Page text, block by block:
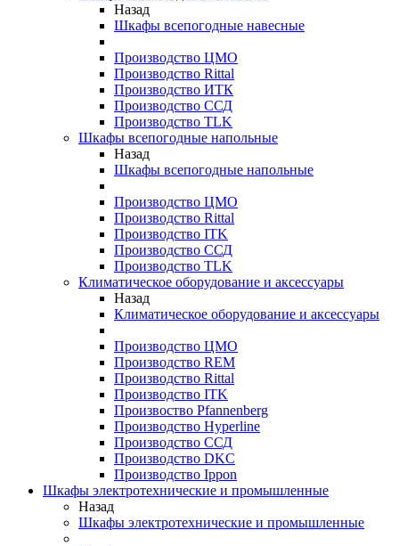
Назад
Шкафы всепогодные навесные
Производство ЦМО
Производство Rittal
Производство ИТК
Производство ССД
Производство TLK
Шкафы всепогодные напольные
Назад
Шкафы всепогодные напольные
Производство ЦМО
Производство Rittal
Производство ITK
Производство ССД
Производство TLK
Климатическое оборудование и аксессуары
Назад
Климатическое оборудование и аксессуары
Производство ЦМО
Производство REM
Производство Rittal
Производство ITK
Произвоство Pfannenberg
Производство Hyperline
Производство ССД
Производство DKC
Производство Ippon
Шкафы электротехнические и промышленные
Назад
Шкафы электротехнические и промышленные